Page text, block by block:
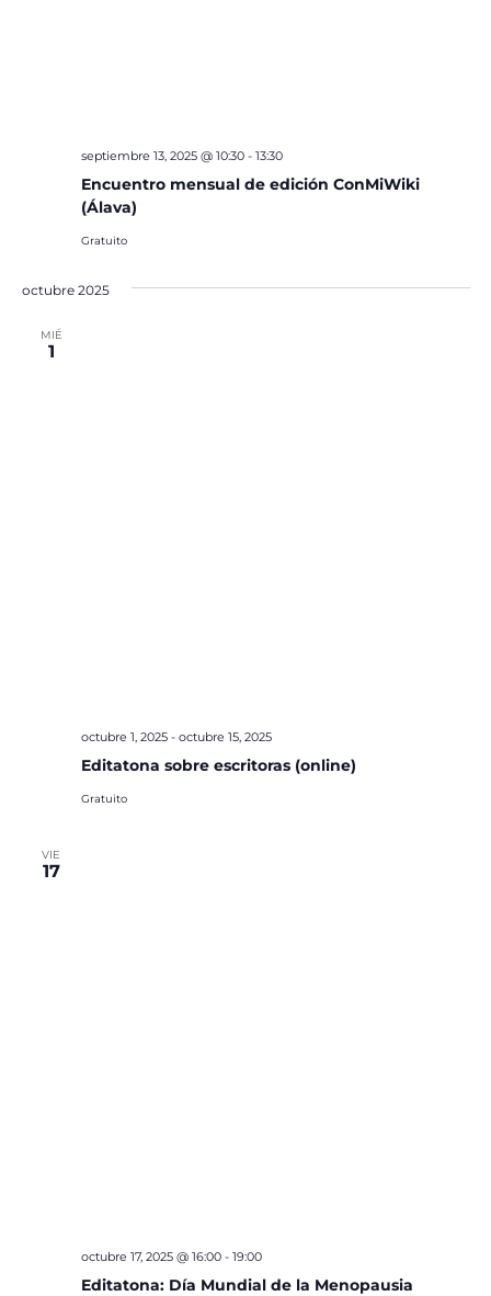
Encuentro mensual de edición ConMiWiki
(Álava)
septiembre 13, 2025 @ 10:30- 13:30
Gratuito
octubre 2025
MIÉ
1
Editatona sobre escritoras (online)
octubre 1, 2025- octubre 15, 2025
Gratuito
VIE
17
Editatona: Día Mundial de la Menopausia
octubre 17, 2025 @ 16:00- 19:00